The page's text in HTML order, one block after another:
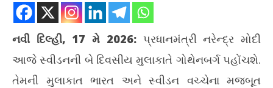
નવી દિલ્હી, 17 મે 2026:પ્રધાનમંત્રી નરેન્દ્ર મોદી
આજે સ્વીડનની બે દિવસીય મુલાકાતે ગોથેનબર્ગ પહોંચશે.
તેમની મુલાકાત ભારત અને સ્વીડન વચ્ચેના મજબૂત